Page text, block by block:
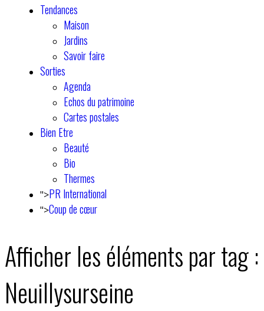
Tendances
Maison
Jardins
Savoir faire
Sorties
Agenda
Echos du patrimoine
Cartes postales
Bien Etre
Beauté
Bio
Thermes
">PR International
">Coup de cœur
Afficher les éléments par tag :
Neuillysurseine